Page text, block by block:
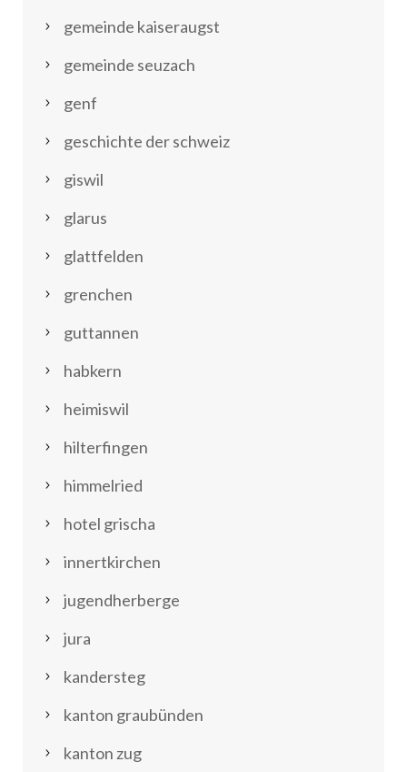
gemeinde kaiseraugst
gemeinde seuzach
genf
geschichte der schweiz
giswil
glarus
glattfelden
grenchen
guttannen
habkern
heimiswil
hilterfingen
himmelried
hotel grischa
innertkirchen
jugendherberge
jura
kandersteg
kanton graubünden
kanton zug